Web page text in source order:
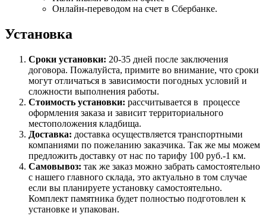
Онлайн-переводом на счет в Сбербанке.
Установка
Сроки установки: 20-35 дней после заключения
договора. Пожалуйста, примите во внимание, что сроки
могут отличаться в зависимости погодных условий и
сложности выполнения работы.
Стоимость установки: рассчитывается в процессе
оформления заказа и зависит территориального
местоположения кладбища.
Доставка: доставка осуществляется транспортными
компаниями по пожеланию заказчика. Так же мы можем
предложить доставку от нас по тарифу 100 руб.-1 км.
Самовывоз: так же заказ можно забрать самостоятельно
с нашего главного склада, это актуально в том случае
если вы планируете установку самостоятельно.
Комплект памятника будет полностью подготовлен к
установке и упакован.